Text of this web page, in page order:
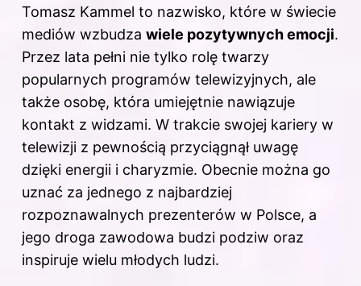
Tomasz Kammel to nazwisko, które w świecie
mediów wzbudza wiele pozytywnych emocji.
Przez lata pełni nie tylko rolę twarzy
popularnych programów telewizyjnych, ale
także osobę, która umiejętnie nawiązuje
kontakt z widzami. W trakcie swojej kariery w
telewizji z pewnością przyciągnął uwagę
dzięki energii i charyzmie. Obecnie można go
uznać za jednego z najbardziej
rozpoznawalnych prezenterów w Polsce, a
jego droga zawodowa budzi podziw oraz
inspiruje wielu młodych ludzi.